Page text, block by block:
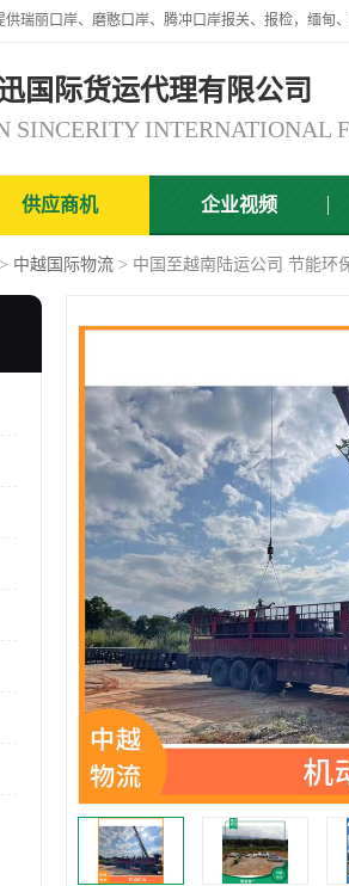
国际货运代理有限公司
供应商机 企业视频
> 中越国际物流 > 中国至越南陆运公司 节能环